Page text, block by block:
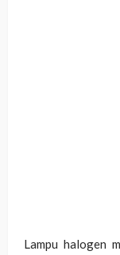
Lampu halogen